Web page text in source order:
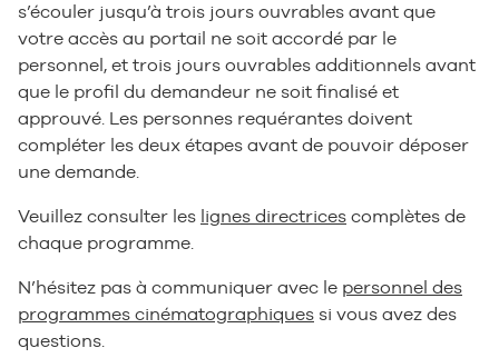
s’écouler jusqu’à trois jours ouvrables avant que
votre accès au portail ne soit accordé par le
personnel, et trois jours ouvrables additionnels avant
que le profil du demandeur ne soit finalisé et
approuvé. Les personnes requérantes doivent
compléter les deux étapes avant de pouvoir déposer
une demande.
Veuillez consulter les lignes directrices complètes de
chaque programme.
N’hésitez pas à communiquer avec le personnel des
programmes cinématographiques si vous avez des
questions.